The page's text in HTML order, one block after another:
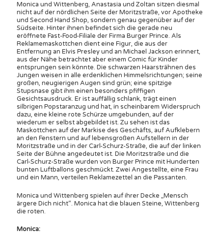
Monica und Wittenberg, Anastasia und Zoltan sitzen diesmal
nicht auf der nördlichen Seite der Moritzstraße, vor Apotheke
und Second Hand Shop, sondern genau gegenüber auf der
Südseite. Hinter ihnen befindet sich die gerade neu
eröffnete Fast-Food-Filiale der Firma Burger Prince. Als
Reklamemaskottchen dient eine Figur, die aus der
Entfernung an Elvis Presley und an Michael Jackson erinnert,
aus der Nähe betrachtet aber einem Comic für Kinder
entsprungen sein könnte. Die schwarzen Haarsträhnen des
Jungen weisen in alle erdenklichen Himmelsrichtungen; seine
großen, neugierigen Augen sind grün; eine spitzige
Stupsnase gibt ihm einen besonders pfiffigen
Gesichtsausdruck. Er ist auffällig schlank, trägt einen
silbrigen Popstaranzug und hat, in scheinbarem Widerspruch
dazu, eine kleine rote Schürze umgebunden, auf der
wiederum er selbst abgebildet ist. Zu sehen ist das
Maskottchen auf der Markise des Geschäfts, auf Aufklebern
an den Fenstern und auf lebensgroßen Aufstellern in der
Moritzstraße und in der Carl-Schurz-Straße, die auf der linken
Seite der Bühne angedeutet ist. Die Moritzstraße und die
Carl-Schurz-Straße wurden von Burger Prince mit Hunderten
bunten Luftballons geschmückt. Zwei Angestellte, eine Frau
und ein Mann, verteilen Reklamezettel an die Passanten.
Monica und Wittenberg spielen auf ihrer Decke „Mensch
ärgere Dich nicht“. Monica hat die blauen Steine, Wittenberg
die roten.
Monica: